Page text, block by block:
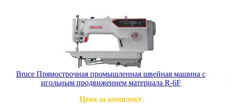
Bruce Прямострочная промышленная швейная машина с
игольным продвижением материала R-6F
Цена за комплект